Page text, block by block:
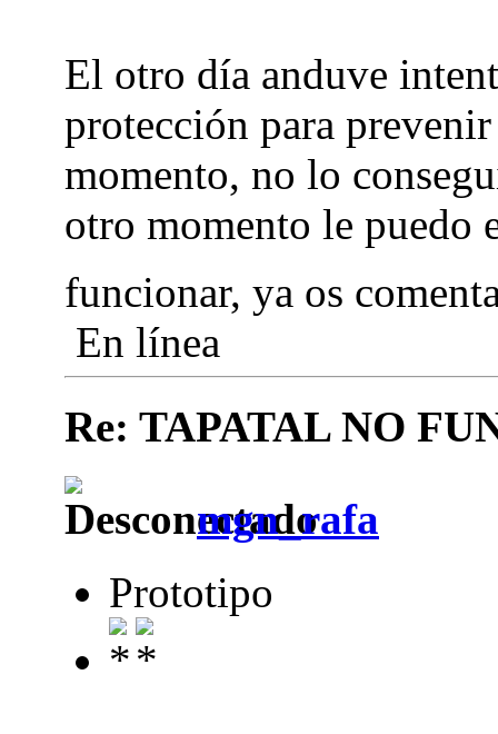
El otro día anduve
protección para
momento, no lo
otro momento le puedo
funcionar, ya os
En línea
Re: TAPATAL NO
mgn_rafa
Prototipo